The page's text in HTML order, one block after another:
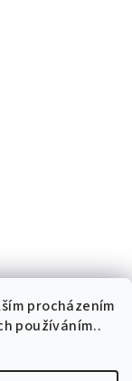
procházením
používáním..
okamžitě. S čím